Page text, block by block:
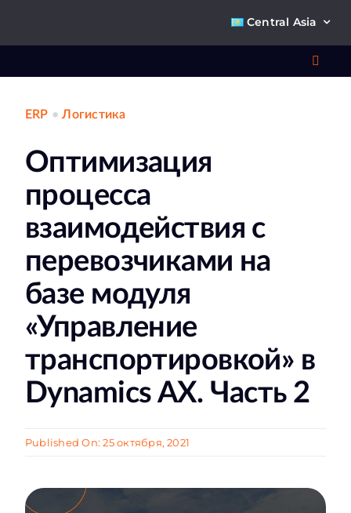
Central Asia
ERP •Логистика
Оптимизация
процесса
взаимодействия с
перевозчиками на
базе модуля
«Управление
транспортировкой» в
Dynamics AX. Часть 2
Published On: 25 октября, 2021